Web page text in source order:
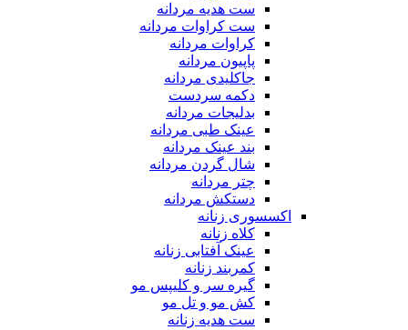
ست هدیه مردانه
ست کراوات مردانه
کراوات مردانه
پاپیون مردانه
جاکلیدی مردانه
دکمه سردست
بدلیجات مردانه
عینک طبی مردانه
بند عینک مردانه
شال گردن مردانه
چتر مردانه
دستکش مردانه
اکسسوری زنانه
کلاه زنانه
عینک آفتابی زنانه
کمربند زنانه
گیره سر و کلیپس مو
کش مو و تل مو
ست هدیه زنانه